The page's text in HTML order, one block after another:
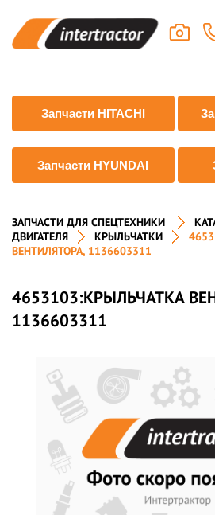
Запчасти HITACHI
Запчасти HYUNDAI
ЗАПЧАСТИ ДЛЯ СПЕЦТЕХНИКИ
ДВИГАТЕЛЯ
КРЫЛЬЧАТКИ
ВЕНТИЛЯТОРА, 1136603311
4653103:КРЫЛЬЧАТКА
1136603311